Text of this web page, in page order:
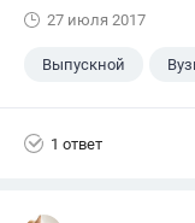
27 июля 2017
Выпускной
1 ответ